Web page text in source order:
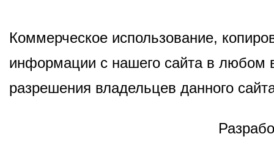
Коммерческое использование,
информации с нашего сайта в любом
разрешения владельцев данного